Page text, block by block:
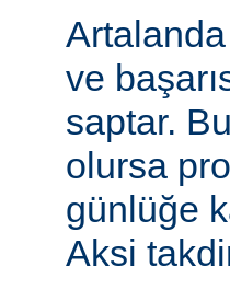
Artalanda
ve
saptar.
olursa
günlüğe
Aksi